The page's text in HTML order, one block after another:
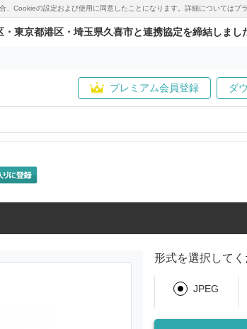
Cookieの設定および使用に同意したことになります。詳細についてはプ
東京都港区・埼玉県久喜市と連携協定を締結しまし
プレミアム会員登録 ダ
形式を選択してく
JPEG